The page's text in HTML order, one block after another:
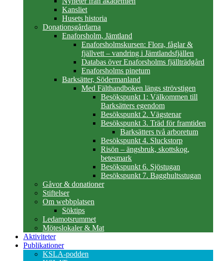
Kansliet
Husets historia
Donationsgårdarna
Enaforsholm, Jämtland
Enaforsholmskursen: Flora, fåglar &
fjällvett – vandring i Jämtlandsfjällen
Databas över Enaforsholms fjällträdgård
Enaforsholms pinetum
Barksätter, Södermanland
Med Fälthandboken längs strövstigen
Besökspunkt 1: Välkommen till
Barksätters egendom
Besökspunkt 2. Vägstenar
Besökspunkt 3. Träd för framtiden
Barksätters två arboretum
Besökspunkt 4. Sluckstorp
Risön – ängsbruk, skottskog,
betesmark
Besökspunkt 6. Sjöstugan
Besökspunkt 7. Bagghultsstugan
Gåvor & donationer
Stiftelser
Om webbplatsen
Söktips
Ledamotsrummet
Möteslokaler & Mat
Aktiviteter
Publikationer
KSLA-podden